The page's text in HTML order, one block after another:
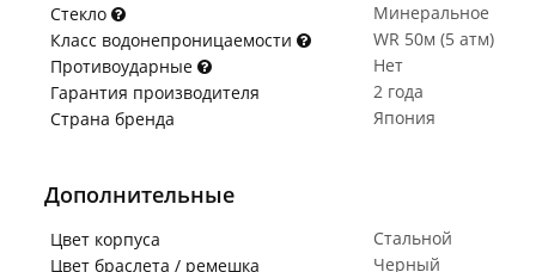
Стекло
Минеральное
Класс водонепроницаемости
WR 50м (5 атм)
Противоударные
Нет
Гарантия производителя
2 года
Страна бренда
Япония
Дополнительные
Цвет корпуса
Стальной
Цвет браслета / ремешка
Черный